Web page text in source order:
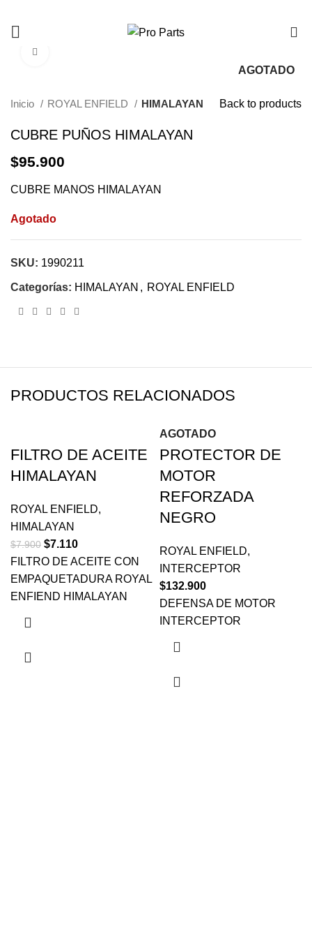
AGOTADO
Inicio ROYAL ENFIELD HIMALAYAN Back to products
CUBRE PUÑOS HIMALAYAN
$95.900
CUBRE MANOS HIMALAYAN
Agotado
SKU: 1990211
Categorías: HIMALAYAN , ROYAL ENFIELD
PRODUCTOS RELACIONADOS
FILTRO DE ACEITE
HIMALAYAN
ROYAL ENFIELD,
HIMALAYAN
$7.900 $7.110
FILTRO DE ACEITE CON
EMPAQUETADURA ROYAL
ENFIEND HIMALAYAN
AGOTADO
PROTECTOR DE
MOTOR
REFORZADA
NEGRO
ROYAL ENFIELD,
INTERCEPTOR
$132.900
DEFENSA DE MOTOR
INTERCEPTOR